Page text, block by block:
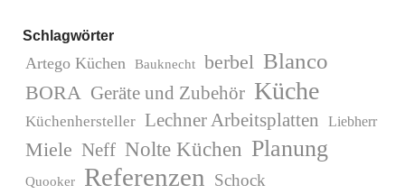
Schlagwörter
Artego Küchen Bauknecht berbel Blanco
BORA Geräte und Zubehör Küche
Küchenhersteller Lechner Arbeitsplatten Liebherr
Miele Neff Nolte Küchen Planung
Quooker Referenzen Schock